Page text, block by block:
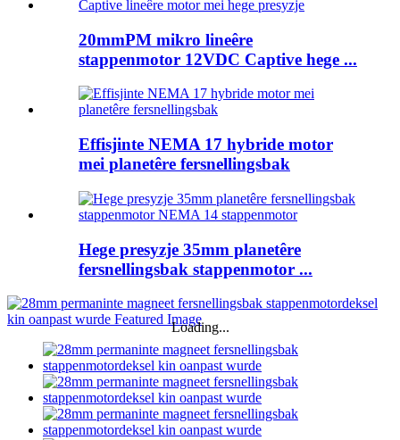
20mmPM mikro lineêre
stappenmotor 12VDC Captive hege ...
Effisjinte NEMA 17 hybride motor
mei planetêre fersnellingsbak
Hege presyzje 35mm planetêre
fersnellingsbak stappenmotor ...
Loading...